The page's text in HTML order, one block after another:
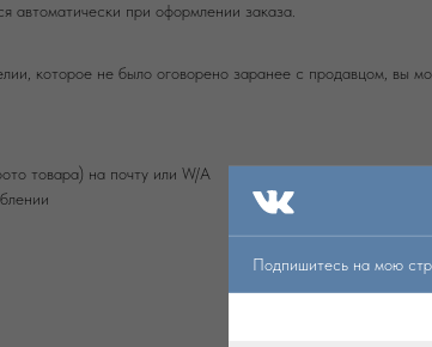
автоматически при оформлении заказа.
которое не было оговорено заранее с продавцом, вы
товара) на почту или W/А
Подпишитесь на мою